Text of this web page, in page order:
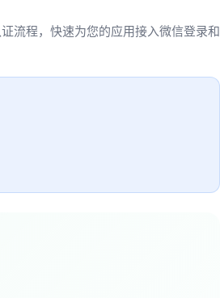
流程，快速为您的应用接入微信登录和